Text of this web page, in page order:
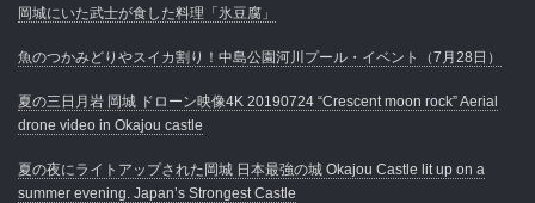
岡城にいた武士が食した料理「氷豆腐」
魚のつかみどりやスイカ割り！中島公園河川プール・イベント（7月28日）
夏の三日月岩 岡城 ドローン映像4K 20190724 “Crescent moon rock” Aerial
drone video in Okajou castle
夏の夜にライトアップされた岡城 日本最強の城 Okajou Castle lit up on a
summer evening. Japan’s Strongest Castle